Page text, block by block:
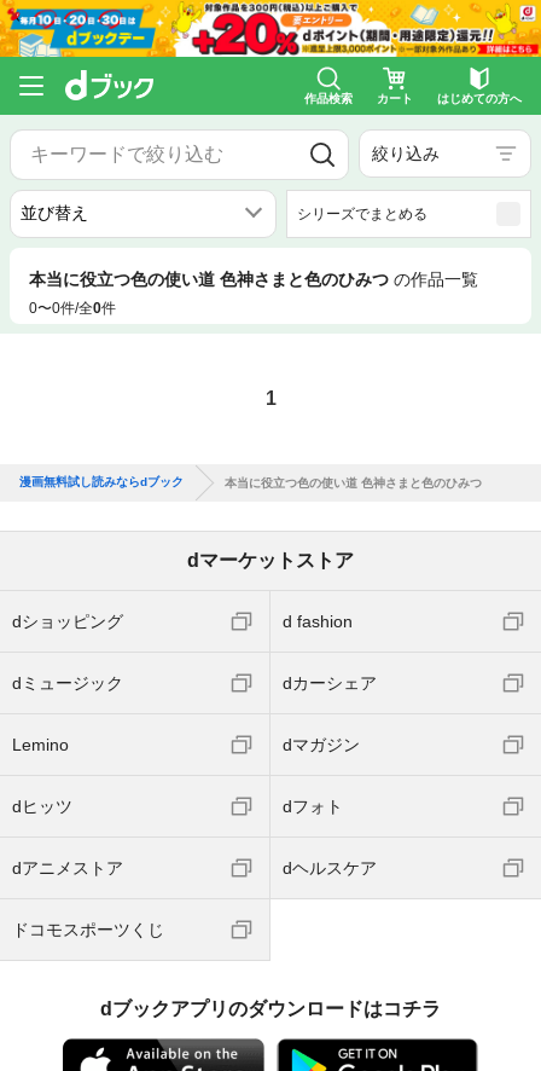
作品検索 カート はじめての方へ
絞り込み
シリーズでまとめる
本当に役立つ色の使い道 色神さまと色のひみつ の作品一覧
0〜0件/全0件
1
漫画無料試し読みならdブック 本当に役立つ色の使い道 色神さまと色のひみつ
dマーケットストア
dショッピング d fashion
dミュージック dカーシェア
Lemino dマガジン
dヒッツ dフォト
dアニメストア dヘルスケア
ドコモスポーツくじ
dブックアプリのダウンロードはコチラ